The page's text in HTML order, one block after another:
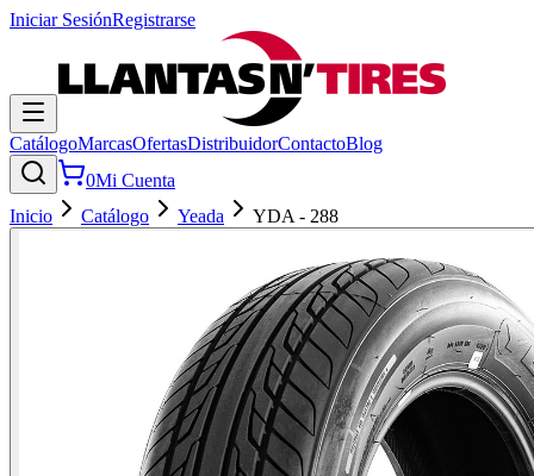
Iniciar SesiónRegistrarse
CatálogoMarcasOfertasDistribuidorContactoBlog
0Mi Cuenta
Inicio
Catálogo Yeada YDA - 288